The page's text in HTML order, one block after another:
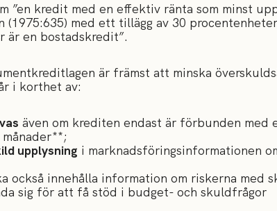
”en kredit med en effektiv ränta som minst
med ett tillägg av 30
är en bostadskredit”.
är främst att minska
i korthet av:
även om krediten endast är förbunden med
upplysning i marknadsföringsinformationen
också innehålla information om riskerna med
sig för att få stöd i budget- och skuldfrågor